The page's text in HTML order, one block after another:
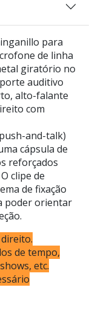
para
de linha
giratório no
auditivo
alto-falante
com
and-talk)
cápsula de
reforçados
clipe de
de fixação
poder orientar
de tempo,
etc.